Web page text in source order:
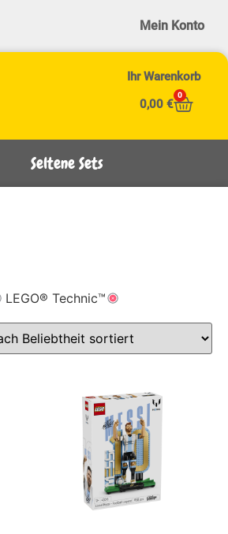
Mein Konto
Ihr Warenkorb
0,00 €
0
Seltene Sets
LEGO® Technic™